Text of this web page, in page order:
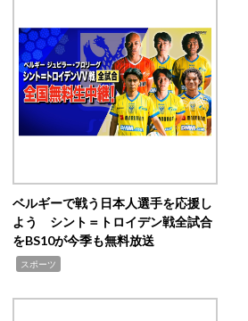
ベルギーで戦う日本人選手を応援し
よう シント＝トロイデン戦全試合
をBS10が今季も無料放送
スポーツ